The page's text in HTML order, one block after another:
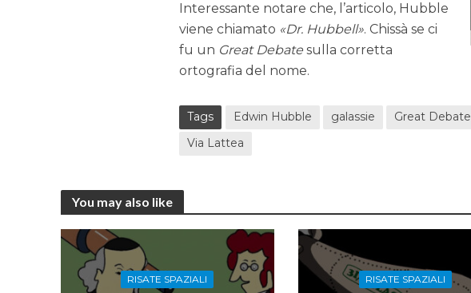
Interessante notare che, l’articolo, Hubble
viene chiamato
Dr. Hubbell . Chissà se ci
fu un Great Debate sulla corretta
ortografia del nome.
Tags Edwin Hubble galassie Great Debate
Via Lattea
You may also like
RISATE SPAZIALI RISATE SPAZIALI